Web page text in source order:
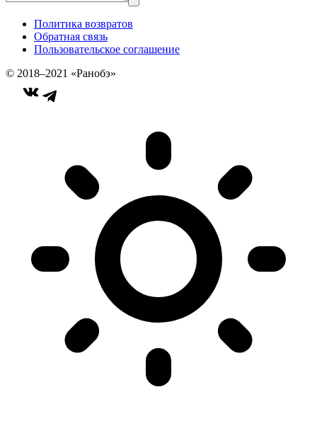
Политика возвратов
Обратная связь
Пользовательское соглашение
© 2018–2021 «Ранобэ»